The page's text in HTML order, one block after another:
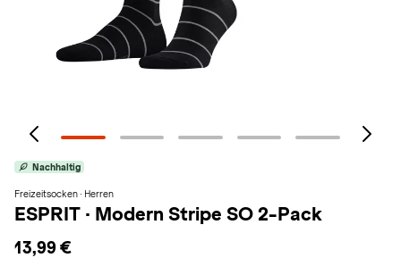
Nachhaltig
Freizeitsocken · Herren
ESPRIT · Modern Stripe SO 2-Pack
13,99 €